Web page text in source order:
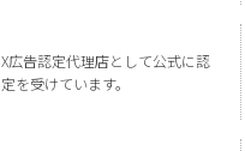
X広告認定代理店として公式に認
定を受けています。